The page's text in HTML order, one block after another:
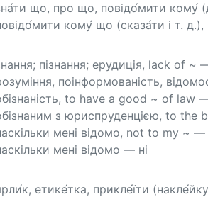
що, про що, повідо́мити кому́
кому́ що (сказа́ти і т. д.),
пізнання; ерудиція, lack of ~
поінформованість,
to have a good ~ of law
з юриспруденцією, to
мені відомо, not to my ~ —
мені відомо — ні
етике́тка, прикле́їти